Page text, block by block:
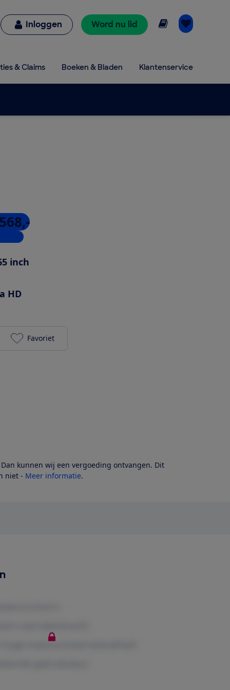
Inloggen Word nu lid Online lezen
& Claims Boeken & Bladen Klantenservice
inch
HD
Philips 65PUS8000/12 toevoegen aan je favorieten
Favoriet
kunnen wij een vergoeding ontvangen. Dit
niet - Meer informatie.